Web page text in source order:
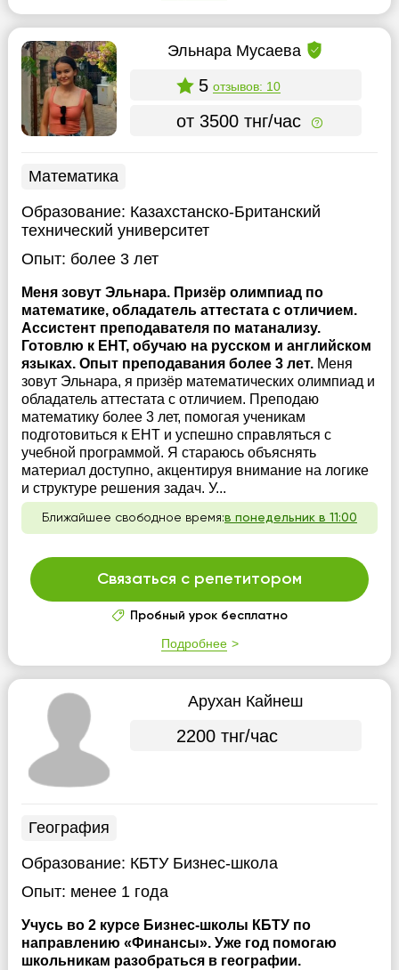
Эльнара Мусаева
5 отзывов: 10
от 3500 тнг/час
Математика
Образование: Казахстанско-Британский
технический университет
Опыт: более 3 лет
Меня зовут Эльнара. Призёр олимпиад по
математике, обладатель аттестата с отличием.
Ассистент преподавателя по матанализу.
Готовлю к ЕНТ, обучаю на русском и английском
языках. Опыт преподавания более 3 лет. Меня
зовут Эльнара, я призёр математических олимпиад и
обладатель аттестата с отличием. Преподаю
математику более 3 лет, помогая ученикам
подготовиться к ЕНТ и успешно справляться с
учебной программой. Я стараюсь объяснять
материал доступно, акцентируя внимание на логике
и структуре решения задач. У...
Ближайшее свободное время:в понедельник в 11:00
Связаться с репетитором
Пробный урок бесплатно
Подробнее
Арухан Кайнеш
2200 тнг/час
География
Образование: КБТУ Бизнес-школа
Опыт: менее 1 года
Учусь во 2 курсе Бизнес-школы КБТУ по
направлению «Финансы». Уже год помогаю
школьникам разобраться в географии.